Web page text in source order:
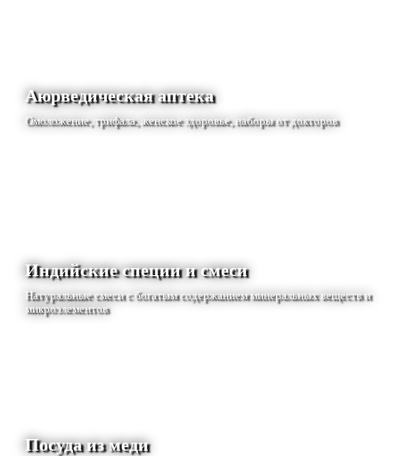
Аюрведическая аптека
Омоложение, трифала, женское здоровье, наборы от докторов
Индийские специи и смеси
Натуральные смеси с богатым содержанием минеральных веществ и
микроэлементов
Посуда из меди